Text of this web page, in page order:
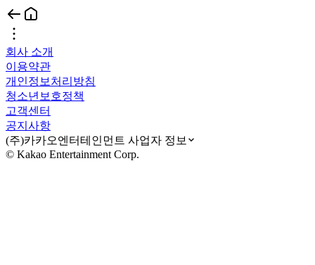
회사 소개
이용약관
개인정보처리방침
청소년보호정책
고객센터
공지사항
(주)카카오엔터테인먼트 사업자 정보
© Kakao Entertainment Corp.